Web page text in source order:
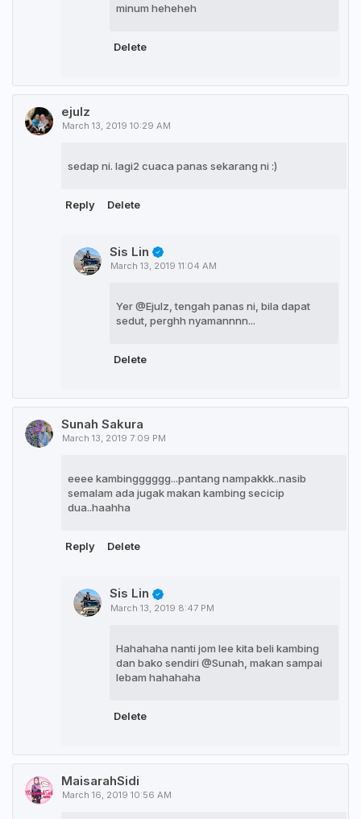
minum heheheh
Delete
ejulz
March 13, 2019 10:29 AM
sedap ni. lagi2 cuaca panas sekarang ni :)
Reply Delete
Sis Lin
March 13, 2019 11:04 AM
Yer @Ejulz, tengah panas ni, bila dapat
sedut, perghh nyamannnn...
Delete
Sunah Sakura
March 13, 2019 7:09 PM
eeee kambingggggg...pantang nampakkk..nasib
semalam ada jugak makan kambing secicip
dua..haahha
Reply Delete
Sis Lin
March 13, 2019 8:47 PM
Hahahaha nanti jom lee kita beli kambing
dan bako sendiri @Sunah, makan sampai
lebam hahahaha
Delete
MaisarahSidi
March 16, 2019 10:56 AM